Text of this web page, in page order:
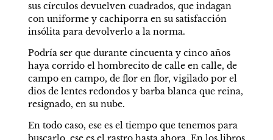
sus círculos devuelven cuadrados, que indagan
con uniforme y cachiporra en su satisfacción
insólita para devolverlo a la norma.
Podría ser que durante cincuenta y cinco años
haya corrido el hombrecito de calle en calle, de
campo en campo, de flor en flor, vigilado por el
dios de lentes redondos y barba blanca que reina,
resignado, en su nube.
En todo caso, ese es el tiempo que tenemos para